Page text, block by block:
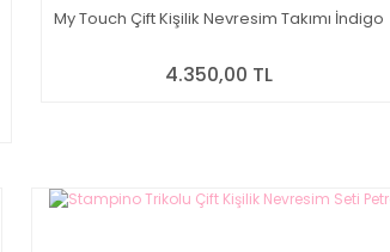
My Touch Çift Kişilik Nevresim Takımı İndigo
4.350,00 TL